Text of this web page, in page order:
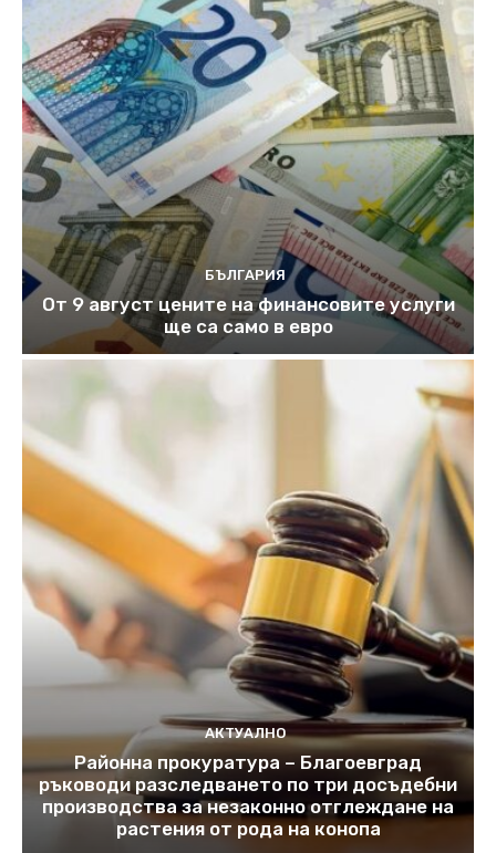
БЪЛГАРИЯ
От 9 август цените на финансовите услуги
ще са само в евро
АКТУАЛНО
Районна прокуратура – Благоевград
ръководи разследването по три досъдебни
производства за незаконно отглеждане на
растения от рода на конопа